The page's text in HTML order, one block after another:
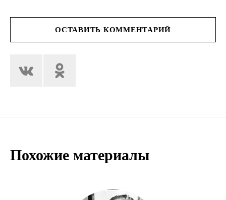
ОСТАВИТЬ КОММЕНТАРИЙ
Похожие материалы